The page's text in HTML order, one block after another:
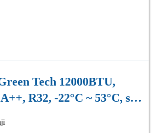
Tech 12000BTU,
R32, -22°C ~ 53°C, s